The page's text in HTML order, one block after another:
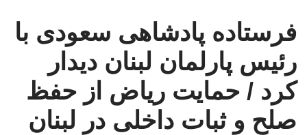
فرستاده پادشاهی سعودی با
رئیس پارلمان لبنان دیدار
کرد / حمایت ریاض از حفظ
صلح و ثبات داخلی در لبنان